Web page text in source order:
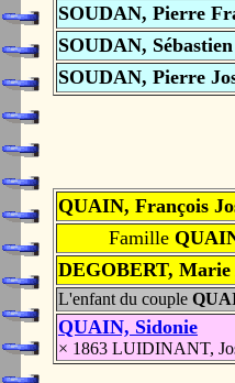
SOUDAN, Pierre
SOUDAN, Sébastien
SOUDAN, Pierre
QUAIN, François
Famille
DEGOBERT, Marie
L'enfant du couple
QUAIN, Sidonie
× 1863 LUIDINANT,